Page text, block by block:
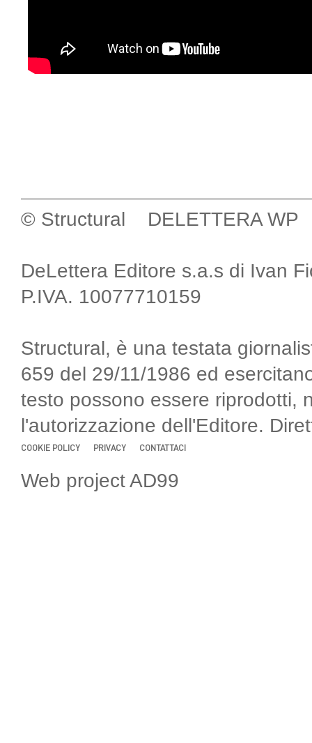
© Structural DELETTERA WP
DeLettera Editore s.a.s di Ivan
P.IVA. 10077710159
Structural, è una testata
659 del 29/11/1986 ed
testo possono essere riprodotti,
l'autorizzazione dell'Editore.
COOKIE POLICY PRIVACY CONTATTACI
Web project AD99